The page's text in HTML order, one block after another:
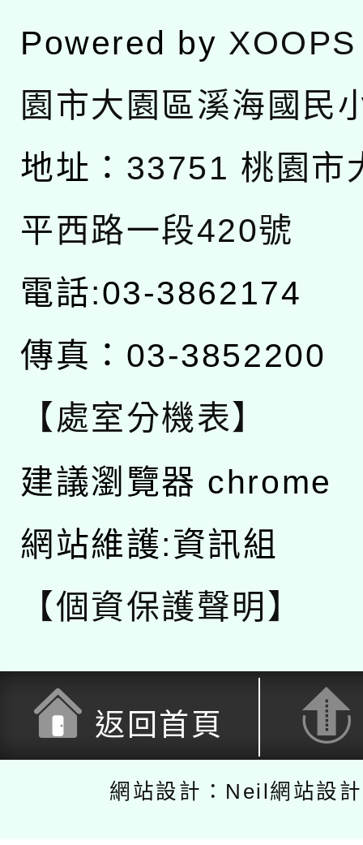
Powered by XOOPS
園市大園區溪海國民
地址： 33751 桃園市
平西路一段420號
電話:03-3862174
傳真：03-3852200
【處室分機表】
建議瀏覽器 chrome
網站維護:資訊組
【個資保護聲明】
返回首頁
網站設計：Neil網站設